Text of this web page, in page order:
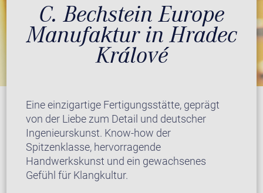
C. Bechstein Europe
Manufaktur in Hradec
Králové
Eine einzigartige Fertigungsstätte, geprägt
von der Liebe zum Detail und deutscher
Ingenieurskunst. Know-how der
Spitzenklasse, hervorragende
Handwerkskunst und ein gewachsenes
Gefühl für Klangkultur.